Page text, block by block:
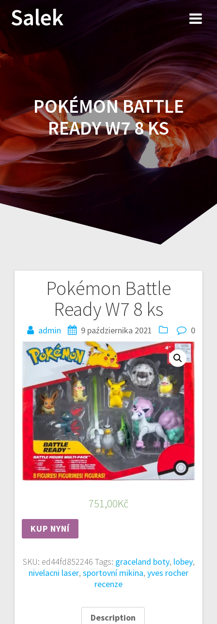
Przejdź
do
Salek
POKÉMON BATTLE
READY W7 8 KS
Pokémon Battle
Ready W7 8 ks
admin 9 października 2021 0
751,00Kč
KUP NYNÍ
SKU: ed44fd852246 Tags: graceland boty, lobey,
nivelacni laser, sportovní mikina, yves rocher
recenze
Description
Nawigacja
wpisu